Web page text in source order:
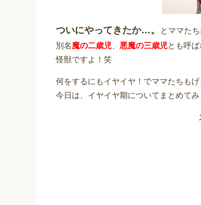
ついにやってきたか…。 とママた
別名魔の二歳児 悪魔の三歳児とも呼
怪獣ですよ！笑
何をするにもイヤイヤ！でママたちも
今日は、イヤイヤ期についてまとめて